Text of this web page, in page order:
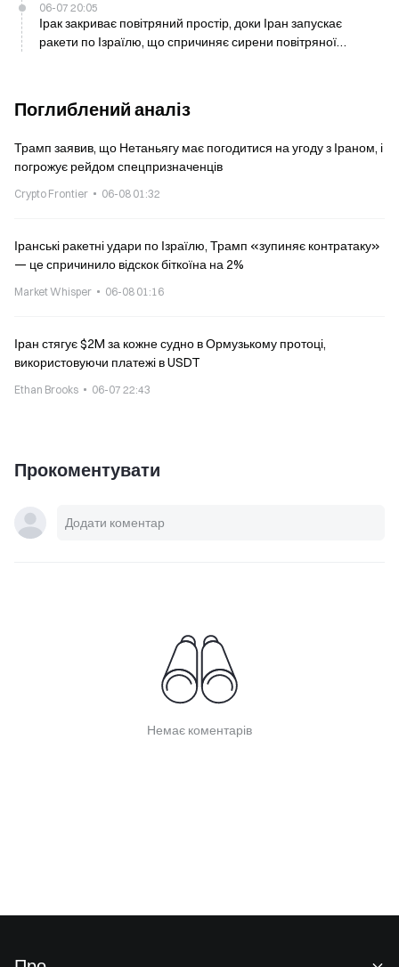
06-07 20:05
Ірак закриває повітряний простір, доки Іран запускає
ракети по Ізраїлю, що спричиняє сирени повітряної
Поглиблений аналіз
Трамп заявив, що Нетаньягу має погодитися на угоду з Іраном, і
погрожує рейдом спецпризначенців
Crypto Frontier 06-08 01:32
Іранські ракетні удари по Ізраїлю, Трамп «зупиняє контратаку»
— це спричинило відскок біткоїна на 2%
Market Whisper 06-08 01:16
Іран стягує $2M за кожне судно в Ормузькому протоці,
використовуючи платежі в USDT
Ethan Brooks 06-07 22:43
Прокоментувати
Немає коментарів